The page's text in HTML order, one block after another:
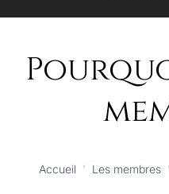
Accueil ' Les membres '